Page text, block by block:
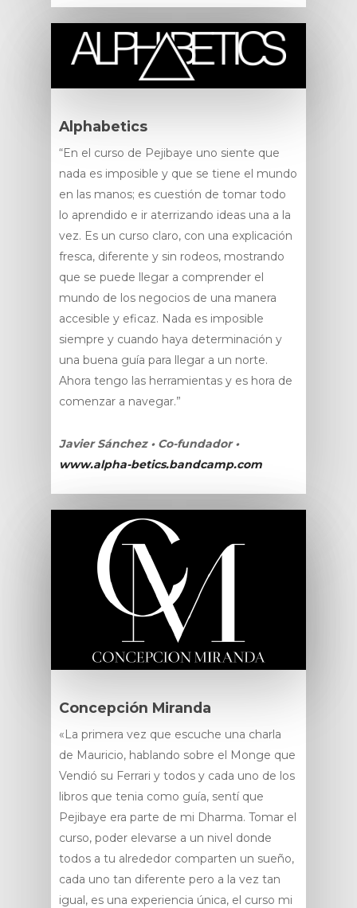
Alphabetics
“En el curso de Pejibaye uno siente que
nada es imposible y que se tiene el mundo
en las manos; es cuestión de tomar todo
lo aprendido e ir aterrizando ideas una a la
vez. Es un curso claro, con una explicación
fresca, diferente y sin rodeos, mostrando
que se puede llegar a comprender el
mundo de los negocios de una manera
accesible y eficaz. Nada es imposible
siempre y cuando haya determinación y
una buena guía para llegar a un norte.
Ahora tengo las herramientas y es hora de
comenzar a navegar.”
Javier Sánchez • Co-fundador •
www.alpha-betics.bandcamp.com
Concepción Miranda
«La primera vez que escuche una charla
de Mauricio, hablando sobre el Monge que
Vendió su Ferrari y todos y cada uno de los
libros que tenia como guía, sentí que
Pejibaye era parte de mi Dharma. Tomar el
curso, poder elevarse a un nivel donde
todos a tu alrededor comparten un sueño,
cada uno tan diferente pero a la vez tan
igual, es una experiencia única, el curso mi